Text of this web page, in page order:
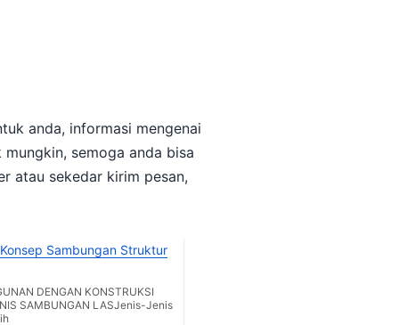
Sambungan Struktur
DENGAN KONSTRUKSI
SAMBUNGAN LASJenis-Jenis